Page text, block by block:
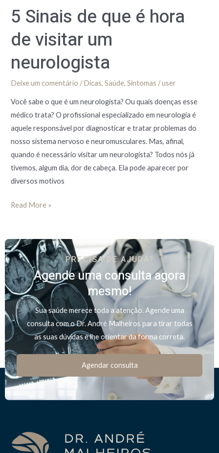
5 Sinais de que é hora
de visitar um
neurologista
Deixe um comentário /Dicas,Saúde,Sintomas /user
Você sabe o que é um neurologista? Ou quais doenças esse
médico trata? O profissional especializado em neurologia é
aquele responsável por diagnosticar e tratar problemas do
nosso sistema nervoso e neuromusculares. Mas, afinal,
quando é necessário visitar um neurologista? Todos nós já
tivemos, algum dia, dor de cabeça. Ela pode aparecer por
diversos motivos
neurologista
Read More »
PRECISA DE AJUDA?
Agende uma consulta agora
mesmo!
Sua saúde merece toda a atenção. Agende uma
consulta com o Dr. André Malheiros para tirar todas
as suas dúvidas e lhe orientar da forma correta.
Agendar consulta